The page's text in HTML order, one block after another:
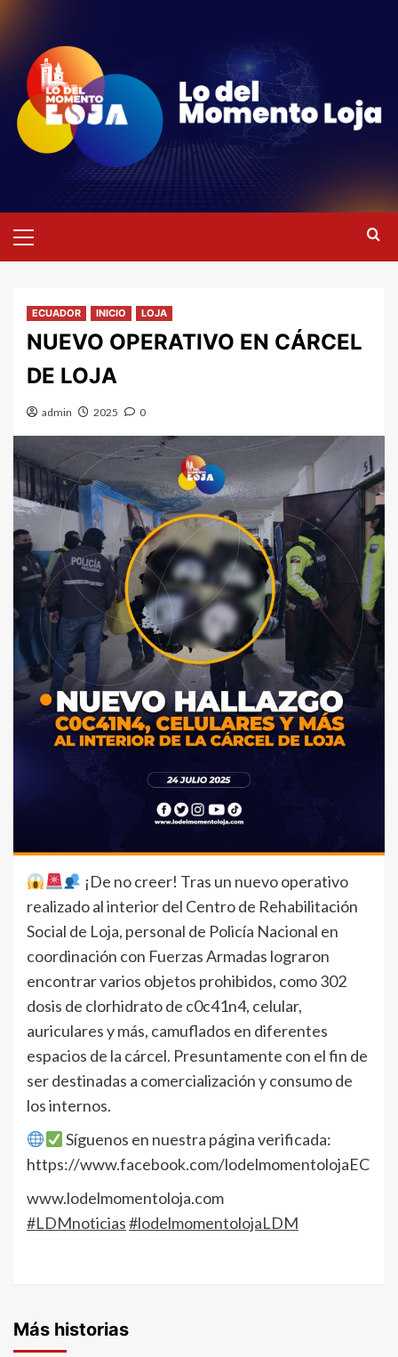
contenido
primario
ECUADOR INICIO LOJA
NUEVO OPERATIVO EN CÁRCEL
DE LOJA
admin 2025 0
¡De no creer! Tras un nuevo operativo
realizado al interior del Centro de Rehabilitación
Social de Loja, personal de Policía Nacional en
coordinación con Fuerzas Armadas lograron
encontrar varios objetos prohibidos, como 302
dosis de clorhidrato de c0c41n4, celular,
auriculares y más, camuflados en diferentes
espacios de la cárcel. Presuntamente con el fin de
ser destinadas a comercialización y consumo de
los internos.
Síguenos en nuestra página verificada:
https://www.facebook.com/lodelmomentolojaEC
www.lodelmomentoloja.com
#LDMnoticias#lodelmomentolojaLDM
Más historias